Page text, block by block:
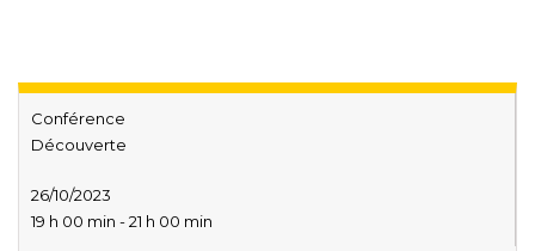
Conférence
Découverte
26/10/2023
19 h 00 min - 21 h 00 min